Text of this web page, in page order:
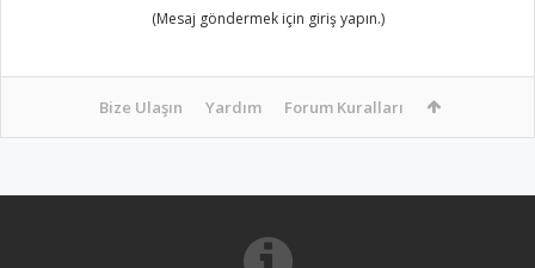
(Mesaj göndermek için giriş yapın.)
Bize Ulaşın Yardım Forum Kuralları